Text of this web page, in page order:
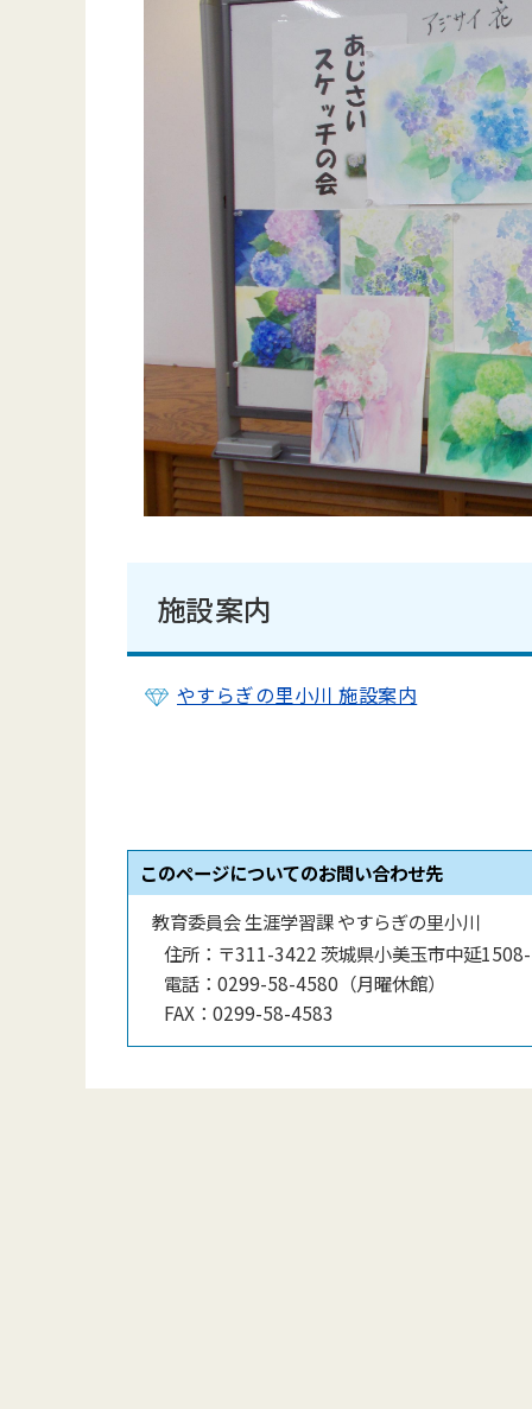
施設案内
やすらぎの里小川 施設案内
このページについてのお問い合わせ先
教育委員会 生涯学習課 やすらぎの里小川
住所： 〒311-3422 茨城県小美玉市中延
電話： 0299-58-4580（月曜休館）
FAX： 0299-58-4583